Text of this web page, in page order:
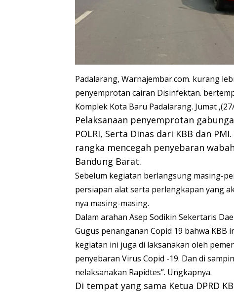
Padalarang, Warnajembar.com. kurang
penyemprotan cairan Disinfektan.
Komplek Kota Baru Padalarang. Jumat
Pelaksanaan penyemprotan
POLRI, Serta Dinas dari KBB dan
rangka mencegah penyebaran
Bandung Barat.
Sebelum kegiatan berlangsung masing-
persiapan alat serta perlengkapan yang
nya masing-masing.
Dalam arahan Asep Sodikin Sekertaris
Gugus penanganan Copid 19 bahwa
kegiatan ini juga di laksanakan oleh
penyebaran Virus Copid -19. Dan di
nelaksanakan Rapidtes”. Ungkapnya.
Di tempat yang sama Ketua DPRD